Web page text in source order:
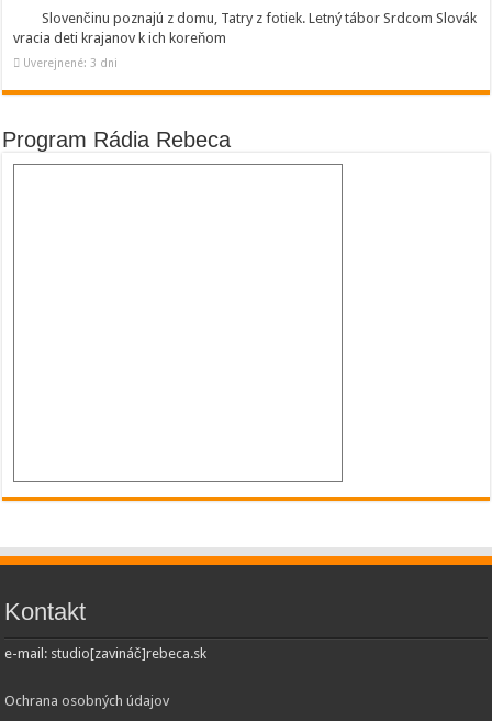
Slovenčinu poznajú z domu, Tatry z fotiek. Letný tábor Srdcom Slovák
vracia deti krajanov k ich koreňom
Uverejnené: 3 dni
Program Rádia Rebeca
Kontakt
e-mail: studio[zavináč]rebeca.sk
Ochrana osobných údajov